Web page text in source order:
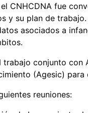
CNHCDNA fue
y su plan de
asociados a
trabajo conjunto
(Agesic)
reuniones: